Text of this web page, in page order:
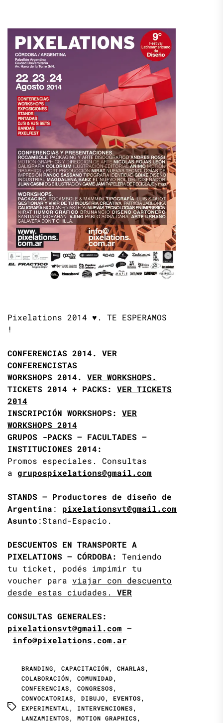
Pixelations 2014 ♥. TE ESPERAMOS
!
CONFERENCIAS 2014. VER
CONFERENCISTAS
WORKSHOPS 2014. VER WORKSHOPS.
TICKETS 2014 + PACKS: VER TICKETS
2014
INSCRIPCIÓN WORKSHOPS: VER
WORKSHOPS 2014
GRUPOS -PACKS – FACULTADES –
INSTITUCIONES 2014:
Promos especiales. Consultas
a grupospixelations@gmail.com
STANDS – Productores de diseño de
Argentina : pixelationsvt@gmail.com
Asunto :Stand-Espacio.
DESCUENTOS EN TRANSPORTE A
PIXELATIONS – CÓRDOBA: Teniendo
tu ticket, podés impimir tu
voucher para viajar con descuento
desde estas ciudades. VER
CONSULTAS GENERALES:
pixelationsvt@gmail.com –
info@pixelations.com.ar
BRANDING, CAPACITACIÓN, CHARLAS,
COLABORACIÓN, COMUNIDAD,
CONFERENCIAS, CONGRESOS,
CONVOCATORIAS, DIBUJO, EVENTOS,
EXPERIMENTAL, INTERVENCIONES,
LANZAMIENTOS, MOTION GRAPHICS,